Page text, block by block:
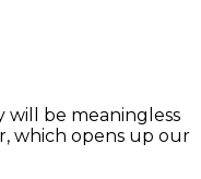
be meaningless
which opens up our